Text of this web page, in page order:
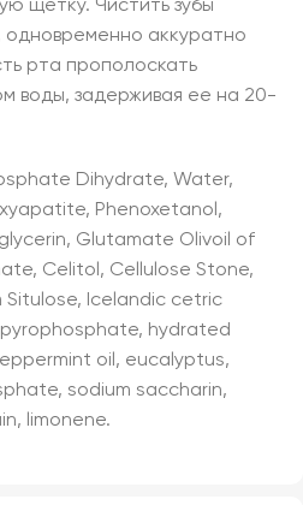
щетку. Чистить зубы
одновременно аккуратно
рта прополоскать
воды, задерживая ее на 20-
Dihydrate, Water,
Phenoxetanol,
Glutamate Olivoil of
Celitol, Cellulose Stone,
Situlose, Icelandic cetric
hydrated
oil, eucalyptus,
sodium saccharin,
limonene.